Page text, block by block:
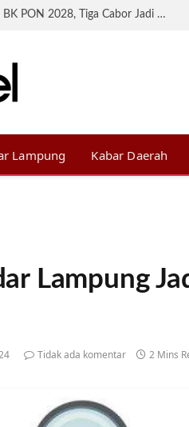
KONI Lampung Matangkan Persiapan BK PON 2028, Tiga Cabor Jadi Prioritas
Lampung Kabar Daerah
Lampung
Tidak ada komentar 2 Mins